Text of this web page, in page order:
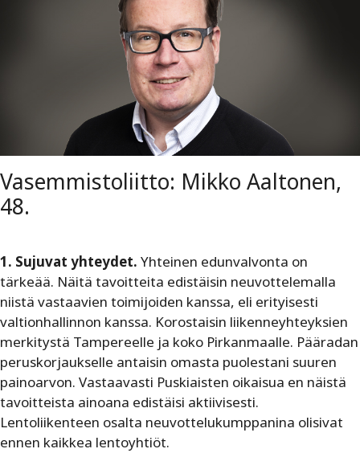
Vasemmistoliitto: Mikko Aaltonen,
48.
1. Sujuvat yhteydet. Yhteinen edunvalvonta on
tärkeää. Näitä tavoitteita edistäisin neuvottelemalla
niistä vastaavien toimijoiden kanssa, eli erityisesti
valtionhallinnon kanssa. Korostaisin liikenneyhteyksien
merkitystä Tampereelle ja koko Pirkanmaalle. Pääradan
peruskorjaukselle antaisin omasta puolestani suuren
painoarvon. Vastaavasti Puskiaisten oikaisua en näistä
tavoitteista ainoana edistäisi aktiivisesti.
Lentoliikenteen osalta neuvottelukumppanina olisivat
ennen kaikkea lentoyhtiöt.